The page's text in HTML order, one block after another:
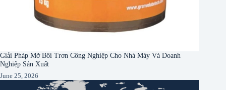
Giải Pháp Mỡ Bôi Trơn Công Nghiệp Cho Nhà Máy Và Doanh
Nghiệp Sản Xuất
June 25, 2026